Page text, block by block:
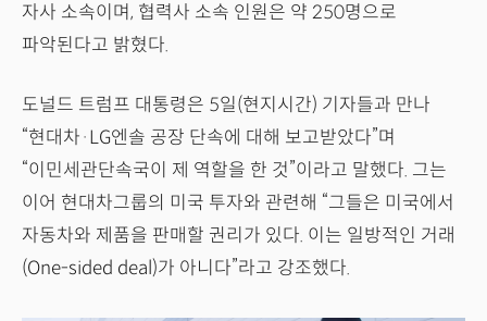
자사 소속이며, 협력사 소속 인원은 약 250명으로
파악된다고 밝혔다.
도널드 트럼프 대통령은 5일(현지시간) 기자들과 만나
“현대차·LG엔솔 공장 단속에 대해 보고받았다”며
“이민세관단속국이 제 역할을 한 것”이라고 말했다. 그는
이어 현대차그룹의 미국 투자와 관련해 “그들은 미국에서
자동차와 제품을 판매할 권리가 있다. 이는 일방적인 거래
(One-sided deal)가 아니다”라고 강조했다.